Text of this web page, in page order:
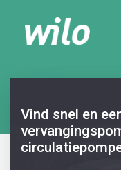
Vind snel en